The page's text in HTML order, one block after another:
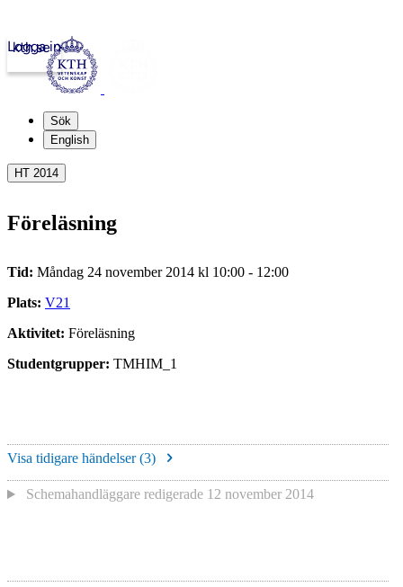
kth.se
Logga in
Sök
English
HT 2014
Föreläsning
Tid: Måndag 24 november 2014 kl 10:00 - 12:00
Plats: V21
Aktivitet: Föreläsning
Studentgrupper: TMHIM_1
Visa tidigare händelser (3)
Schemahandläggare redigerade 12 november 2014